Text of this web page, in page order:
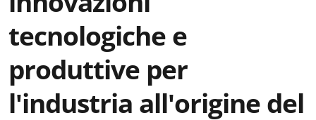
tecnologiche e
produttive per
l'industria all'origine del